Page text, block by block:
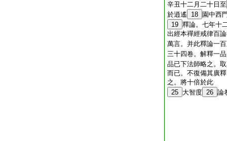
辛丑十二月二十日至
於逍遙
18 園中西
19 釋論。七年十
出經本禪經戒律百
萬言。并此釋論一
三十四卷。解釋一
品已下法師略之。
而已。不復備其廣
之。將十倍於此
25 大智度 26 論